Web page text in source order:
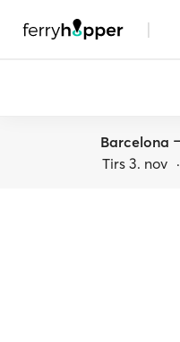
|
Barcelona
Tirs 3. nov ·